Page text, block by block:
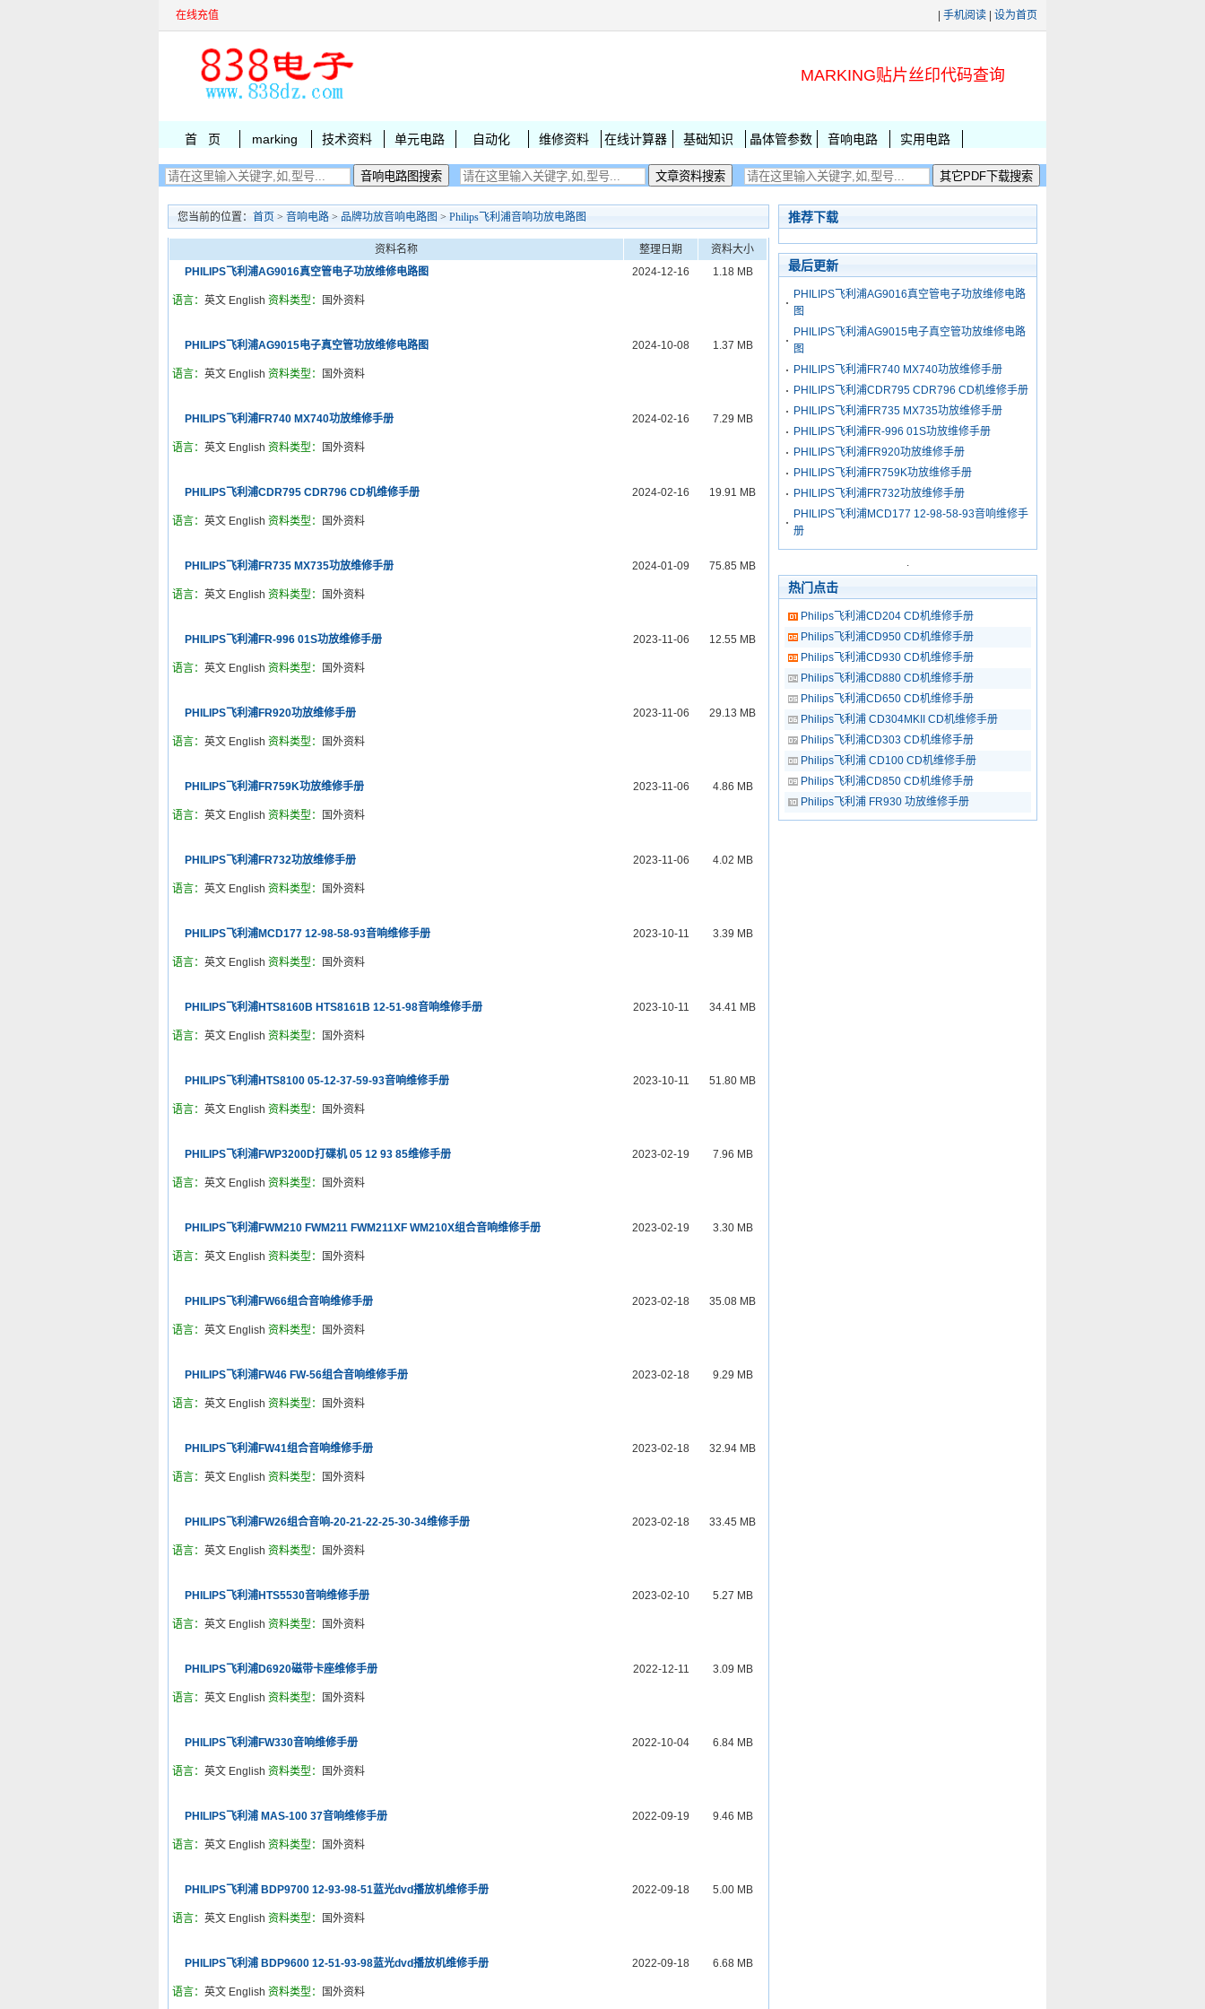
在线充值 手机阅读 设为首页
MARKING贴片丝印代码查询
首 页 marking 技术资料 单元电路 自动化 维修资料 在线计算器 基础知识 晶体管参数 音响电路 实用电路
您当前的位置： 首页 > 音响电路 > 品牌功放音响电路图 > Philips飞利浦音响功放电路图
资料名称 整理日期
资料大小
PHILIPS飞利浦AG9016真空管电子功放维修电路图
2024-12-16 1.18 MB
语言： 英文 English 资料类型： 国外资料
PHILIPS飞利浦AG9015电子真空管功放维修电路图 2024-10-08 1.37 MB
语言： 英文 English 资料类型： 国外资料
PHILIPS飞利浦FR740 MX740功放维修手册 2024-02-16 7.29 MB
语言： 英文 English 资料类型： 国外资料
PHILIPS飞利浦CDR795 CDR796 CD机维修手册 2024-02-16 19.91 MB
语言： 英文 English 资料类型： 国外资料
PHILIPS飞利浦FR735 MX735功放维修手册 2024-01-09 75.85 MB
语言： 英文 English 资料类型： 国外资料
PHILIPS飞利浦FR-996 01S功放维修手册 2023-11-06 12.55 MB
语言： 英文 English 资料类型： 国外资料
PHILIPS飞利浦FR920功放维修手册 2023-11-06 29.13 MB
语言： 英文 English 资料类型： 国外资料
PHILIPS飞利浦FR759K功放维修手册 2023-11-06 4.86 MB
语言： 英文 English 资料类型： 国外资料
PHILIPS飞利浦FR732功放维修手册 2023-11-06 4.02 MB
语言： 英文 English 资料类型： 国外资料
PHILIPS飞利浦MCD177 12-98-58-93音响维修手册 2023-10-11 3.39 MB
语言： 英文 English 资料类型： 国外资料
PHILIPS飞利浦HTS8160B HTS8161B 12-51-98音响维修手册 2023-10-11 34.41 MB
语言： 英文 English 资料类型： 国外资料
PHILIPS飞利浦HTS8100 05-12-37-59-93音响维修手册 2023-10-11 51.80 MB
语言： 英文 English 资料类型： 国外资料
PHILIPS飞利浦FWP3200D打碟机 05 12 93 85维修手册 2023-02-19 7.96 MB
语言： 英文 English 资料类型： 国外资料
PHILIPS飞利浦FWM210 FWM211 FWM211XF WM210X组合音响维修手册 2023-02-19 3.30 MB
语言： 英文 English 资料类型： 国外资料
PHILIPS飞利浦FW66组合音响维修手册 2023-02-18 35.08 MB
语言： 英文 English 资料类型： 国外资料
PHILIPS飞利浦FW46 FW-56组合音响维修手册 2023-02-18 9.29 MB
语言： 英文 English 资料类型： 国外资料
PHILIPS飞利浦FW41组合音响维修手册 2023-02-18 32.94 MB
语言： 英文 English 资料类型： 国外资料
PHILIPS飞利浦FW26组合音响-20-21-22-25-30-34维修手册 2023-02-18 33.45 MB
语言： 英文 English 资料类型： 国外资料
PHILIPS飞利浦HTS5530音响维修手册 2023-02-10 5.27 MB
语言： 英文 English 资料类型： 国外资料
PHILIPS飞利浦D6920磁带卡座维修手册 2022-12-11 3.09 MB
语言： 英文 English 资料类型： 国外资料
PHILIPS飞利浦FW330音响维修手册 2022-10-04 6.84 MB
语言： 英文 English 资料类型： 国外资料
PHILIPS飞利浦 MAS-100 37音响维修手册 2022-09-19 9.46 MB
语言： 英文 English 资料类型： 国外资料
PHILIPS飞利浦 BDP9700 12-93-98-51蓝光dvd播放机维修手册 2022-09-18 5.00 MB
语言： 英文 English 资料类型： 国外资料
PHILIPS飞利浦 BDP9600 12-51-93-98蓝光dvd播放机维修手册 2022-09-18 6.68 MB
语言： 英文 English 资料类型： 国外资料
推荐下载
最后更新
PHILIPS飞利浦AG9016真空管电子功放维修电路
图
PHILIPS飞利浦AG9015电子真空管功放维修电路
图
PHILIPS飞利浦FR740 MX740功放维修手册
PHILIPS飞利浦CDR795 CDR796 CD机维修手册
PHILIPS飞利浦FR735 MX735功放维修手册
PHILIPS飞利浦FR-996 01S功放维修手册
PHILIPS飞利浦FR920功放维修手册
PHILIPS飞利浦FR759K功放维修手册
PHILIPS飞利浦FR732功放维修手册
PHILIPS飞利浦MCD177 12-98-58-93音响维修手
册
.
热门点击
Philips飞利浦CD204 CD机维修手册
Philips飞利浦CD950 CD机维修手册
Philips飞利浦CD930 CD机维修手册
Philips飞利浦CD880 CD机维修手册
Philips飞利浦CD650 CD机维修手册
Philips飞利浦 CD304MKII CD机维修手册
Philips飞利浦CD303 CD机维修手册
Philips飞利浦 CD100 CD机维修手册
Philips飞利浦CD850 CD机维修手册
Philips飞利浦 FR930 功放维修手册